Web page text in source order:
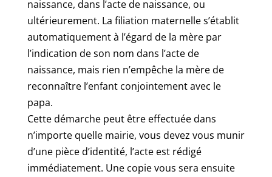
naissance, dans l’acte de naissance, ou
ultérieurement. La filiation maternelle s’établit
automatiquement à l’égard de la mère par
l’indication de son nom dans l’acte de
naissance, mais rien n’empêche la mère de
reconnaître l’enfant conjointement avec le
papa.
Cette démarche peut être effectuée dans
n’importe quelle mairie, vous devez vous munir
d’une pièce d’identité, l’acte est rédigé
immédiatement. Une copie vous sera ensuite